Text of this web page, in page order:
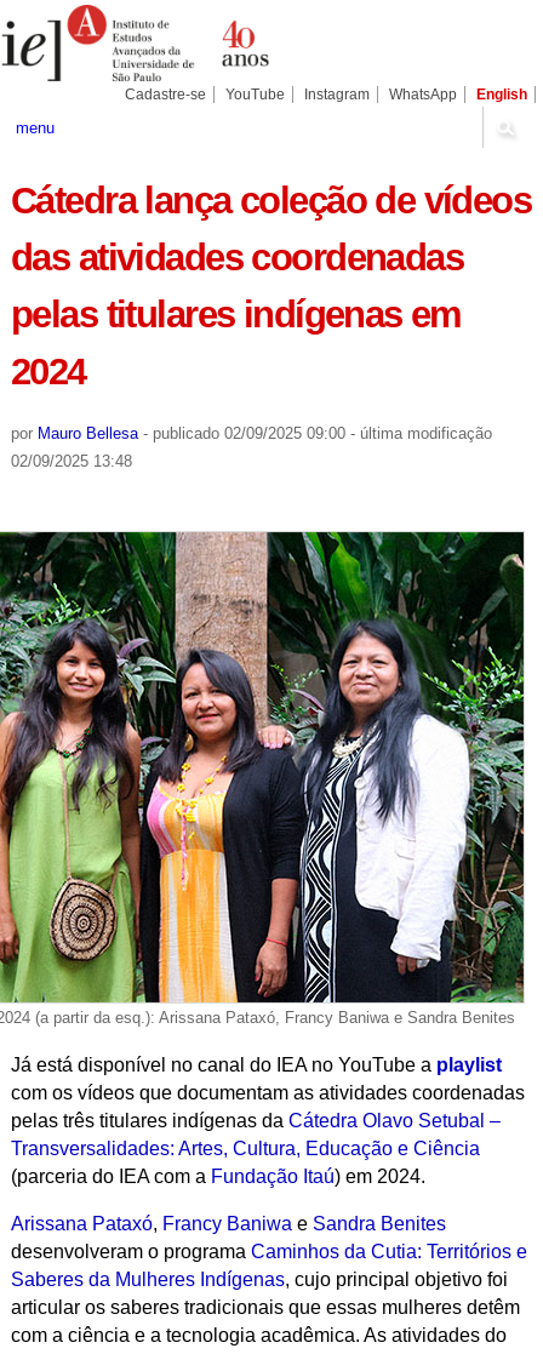
para
conteúdo.
Pessoais
Cadastre-se YouTube Instagram WhatsApp English
menu
Cátedra lança coleção de vídeos
das atividades coordenadas
pelas titulares indígenas em
2024
por Mauro Bellesa - publicado02/09/2025 09:00 - última modificação
02/09/2025 13:48
(a partir da esq.): Arissana Pataxó, Francy Baniwa e Sandra Benites
Já está disponível no canal do IEA no YouTube a playlist
com os vídeos que documentam as atividades coordenadas
pelas três titulares indígenas da Cátedra Olavo Setubal –
Transversalidades: Artes, Cultura, Educação e Ciência
(parceria do IEA com a Fundação Itaú) em 2024.
Arissana Pataxó, Francy Baniwa e Sandra Benites
desenvolveram o programa Caminhos da Cutia: Territórios e
Saberes da Mulheres Indígenas, cujo principal objetivo foi
articular os saberes tradicionais que essas mulheres detêm
com a ciência e a tecnologia acadêmica. As atividades do